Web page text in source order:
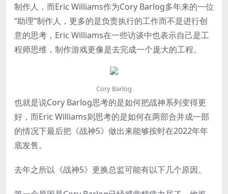
制作人，而Eric Williams作为Cory Barlog多年来的一位
“助理”制作人，更多的是负责执行的工作而不是进行创
意的思考，Eric Williams在一些访谈中也表示自己是工
程师思维，制作游戏更像是去完成一个庞大的工程。
Cory Barlog
也就是说Cory Barlog思考的是如何把战神系列变得更
好，而Eric Williams则思考的是如何在两部合并成一部
的情况下最后把《战神5》做出来能够按时在2022年年
底发售。
去年之所以《战神5》更换总监可能有以下几个原因。